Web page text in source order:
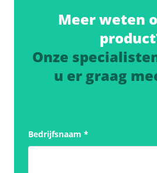
Meer weten
Onze
u er graag
Bedrijfsnaam *